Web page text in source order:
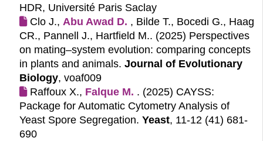
HDR, Université Paris Saclay
Clo J., Abu Awad D. , Bilde T., Bocedi G., Haag
CR., Pannell J., Hartfield M.. (2025) Perspectives
on mating–system evolution: comparing concepts
in plants and animals. Journal of Evolutionary
Biology, voaf009
Raffoux X., Falque M. . (2025) CAYSS:
Package for Automatic Cytometry Analysis of
Yeast Spore Segregation. Yeast, 11-12 (41) 681-
690